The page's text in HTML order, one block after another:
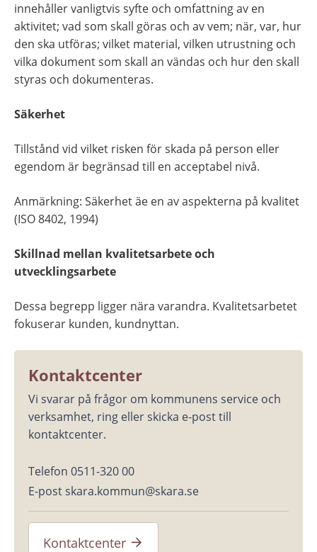
innehåller vanligtvis syfte och omfattning av en
aktivitet; vad som skall göras och av vem; när, var, hur
den ska utföras; vilket material, vilken utrustning och
vilka dokument som skall an­ vändas och hur den skall
styras och dokumenteras.
Säkerhet
Tillstånd vid vilket risken för skada på person eller
egendom är begränsad till en acceptabel nivå.
Anmärkning: Säkerhet äe en av aspekterna på kvalitet
(ISO 8402, 1994)
Skillnad mellan kvalitetsarbete och
utvecklingsarbete
Dessa begrepp ligger nära varandra. Kvalitetsarbetet
fokuserar kunden, kundnyttan.
Kontaktcenter
Vi svarar på frågor om kommunens service och
verksamhet, ring eller skicka e-post till
kontaktcenter.
Telefon 0511-320 00
E-post skara.kommun@skara.se
Kontaktcenter